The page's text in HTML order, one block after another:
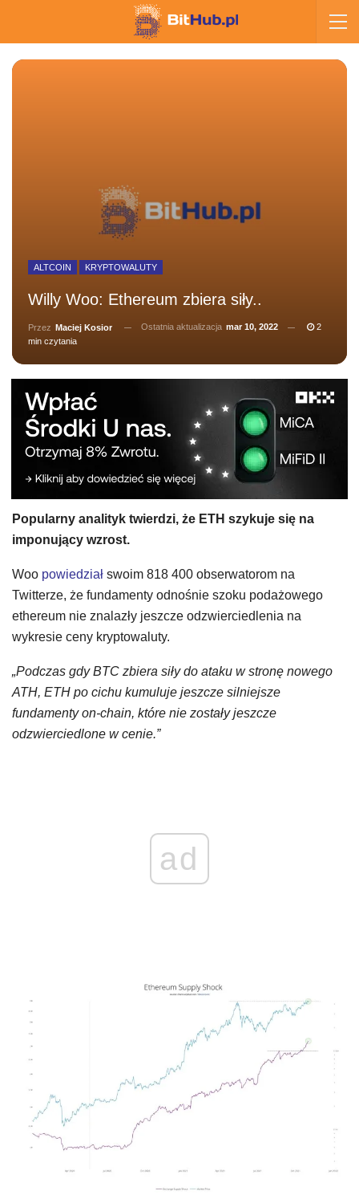
ALTCOIN KRYPTOWALUTY
Willy Woo: Ethereum zbiera siły..
Przez Maciej Kosior Ostatnia aktualizacja mar 10, 2022
2
min czytania
Popularny analityk twierdzi, że ETH szykuje się na
imponujący wzrost.
Woo powiedział swoim 818 400 obserwatorom na
Twitterze, że fundamenty odnośnie szoku podażowego
ethereum nie znalazły jeszcze odzwierciedlenia na
wykresie ceny kryptowaluty.
„Podczas gdy BTC zbiera siły do ataku w stronę nowego
ATH, ETH po cichu kumuluje jeszcze silniejsze
fundamenty on-chain, które nie zostały jeszcze
odzwierciedlone w cenie.”
ad